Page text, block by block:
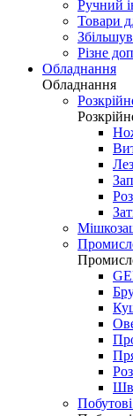
Ручний
Товари
Різне
Обладнання
Обладнання